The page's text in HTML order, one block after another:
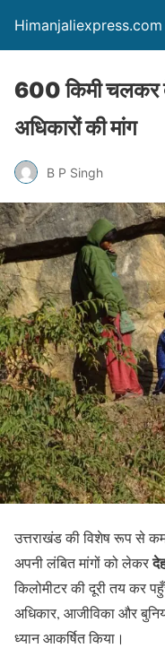
Himanjaliexpress.com
600 किमी चलकर
अधिकारों की मांग
B P Singh
उत्तराखंड की विशेष रूप से
अपनी लंबित मांगों को लेकर
किलोमीटर की दूरी तय कर
अधिकार, आजीविका और
ध्यान आकर्षित किया।